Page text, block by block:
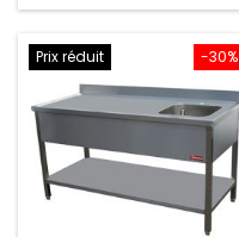
-30%
Prix réduit